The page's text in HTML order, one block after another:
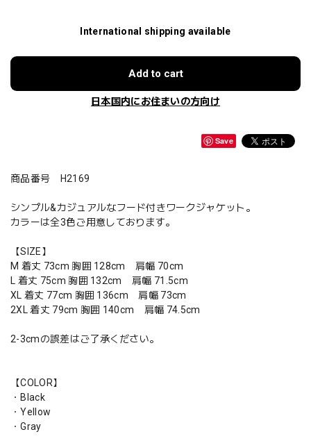
International shipping available
Add to cart
日本国内にお住まいの方向け
Save
商品番号 H2169
シンプル&カジュアルなフード付きワークジャケット。
カラーは全3色ご用意しております。
【SIZE】
M 着丈 73cm 胸囲 128cm 肩幅 70cm
L 着丈 75cm 胸囲 132cm 肩幅 71.5cm
XL 着丈 77cm 胸囲 136cm 肩幅 73cm
2XL 着丈 79cm 胸囲 140cm 肩幅 74.5cm
2-3cmの誤差はご了承ください。
【COLOR】
・Black
・Yellow
・Gray